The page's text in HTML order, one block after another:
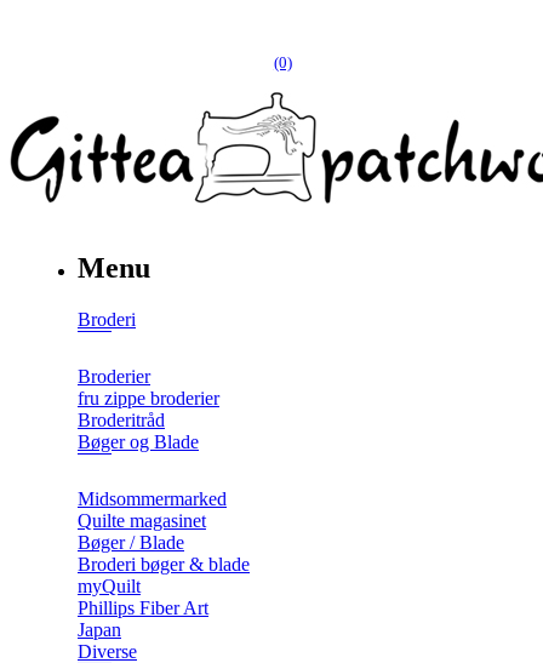
(0)
Menu
Broderi
Broderier
fru zippe broderier
Broderitråd
Bøger og Blade
Midsommermarked
Quilte magasinet
Bøger / Blade
Broderi bøger & blade
myQuilt
Phillips Fiber Art
Japan
Diverse